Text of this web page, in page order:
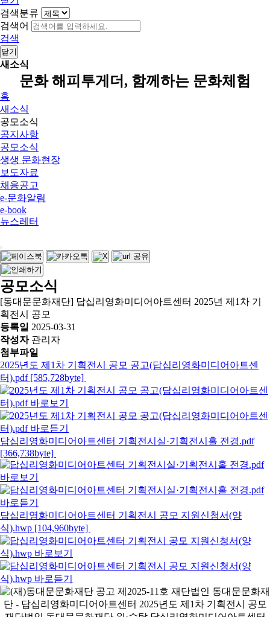
검색분류
검색어
검색
닫기
새소식
문화 해피투게더, 함께하는 문화체험
홈
새소식
공모소식
공지사항
공모소식
생생 문화현장
보도자료
채용공고
e-문화알림
e-book
뉴스레터
공모소식
[동대문문화재단] 답십리영화미디어아트센터 2025년 제1차 기
획전시 공모
등록일 2025-03-31
작성자 관리자
첨부파일
2025년도 제1차 기획전시 공모 공고(답십리영화미디어아트센
터).pdf [585,728byte]
답십리영화미디어아트센터 기획전시실·기획전시홀 전경.pdf
[366,738byte]
답십리영화미디어아트센터 기획전시 공모 지원신청서(양
식).hwp [104,960byte]